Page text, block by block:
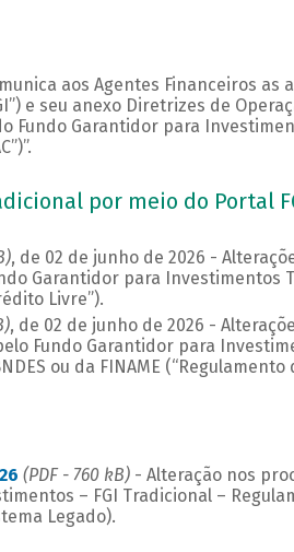
aos Agentes Financeiros as
e seu anexo Diretrizes de
Fundo Garantidor para
por meio do Portal
, de 02 de junho de 2026 -
Garantidor para Investimentos
Livre”).
, de 02 de junho de 2026 -
Fundo Garantidor para
ou da FINAME (“Regulamento
(PDF - 760 kB)- Alteração nos
– FGI Tradicional –
Legado).